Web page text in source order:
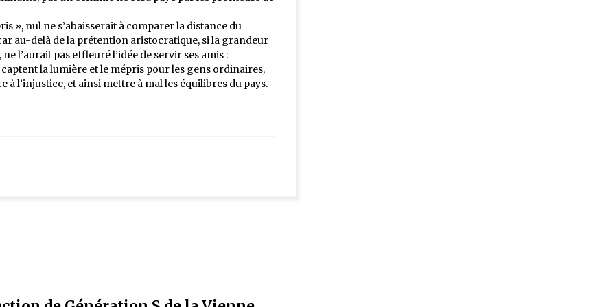
», nul ne s’abaisserait à comparer la distance du
au-delà de la prétention aristocratique, si la grandeur
l’aurait pas effleuré l’idée de servir ses amis :
la lumière et le mépris pour les gens ordinaires,
l’injustice, et ainsi mettre à mal les équilibres du pays.